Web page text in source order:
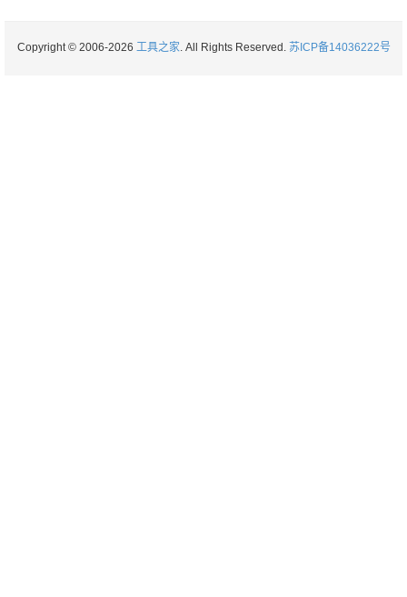
Copyright © 2006-2026 工具之家. All Rights Reserved. 苏ICP备14036222号